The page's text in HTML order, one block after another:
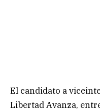
El candidato a
Libertad Avanza,